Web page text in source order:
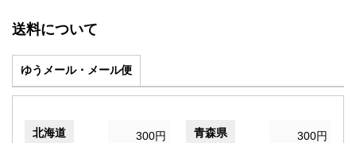
送料について
ゆうメール・メール便
北海道 300円 青森県 300円